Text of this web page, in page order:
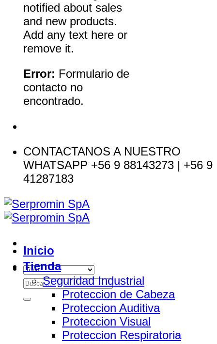
notified about sales
and new products.
Add any text here or
remove it.
Error: Formulario de
contacto no
encontrado.
CONTACTANOS A NUESTRO
WHATSAPP +56 9 88143273 | +56 9
41287183
Buscar
por:
Inicio
Tienda
Seguridad Industrial
Proteccion de Cabeza
Proteccion Auditiva
Proteccion Visual
Proteccion Respiratoria